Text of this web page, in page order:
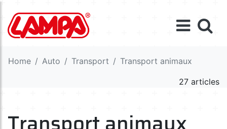
Home Auto Transport Transport animaux
27 articles